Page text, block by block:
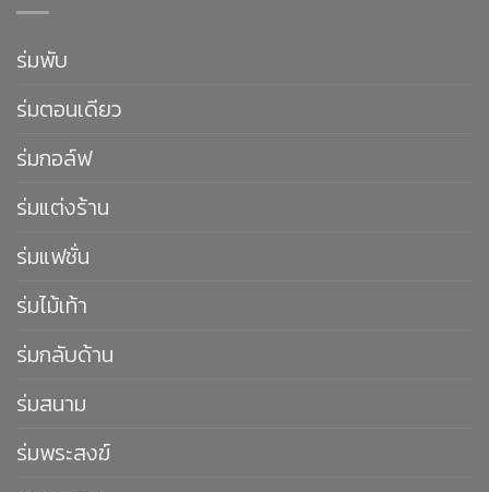
ร่มพับ
ร่มตอนเดียว
ร่มกอล์ฟ
ร่มแต่งร้าน
ร่มแฟชั่น
ร่มไม้เท้า
ร่มกลับด้าน
ร่มสนาม
ร่มพระสงฆ์